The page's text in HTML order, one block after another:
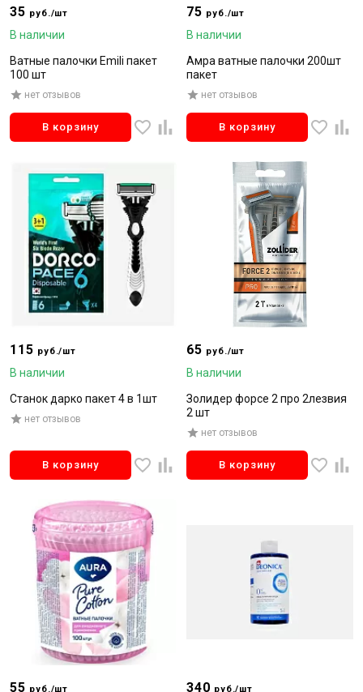
35 руб./шт
В наличии
Ватные палочки Emili пакет
100 шт
нет отзывов
В корзину
75 руб./шт
В наличии
Амра ватные палочки 200шт
пакет
нет отзывов
В корзину
115 руб./шт
В наличии
Станок дарко пакет 4 в 1шт
нет отзывов
В корзину
65 руб./шт
В наличии
Золидер форсе 2 про 2лезвия
2 шт
нет отзывов
В корзину
55 руб./шт 340 руб./шт